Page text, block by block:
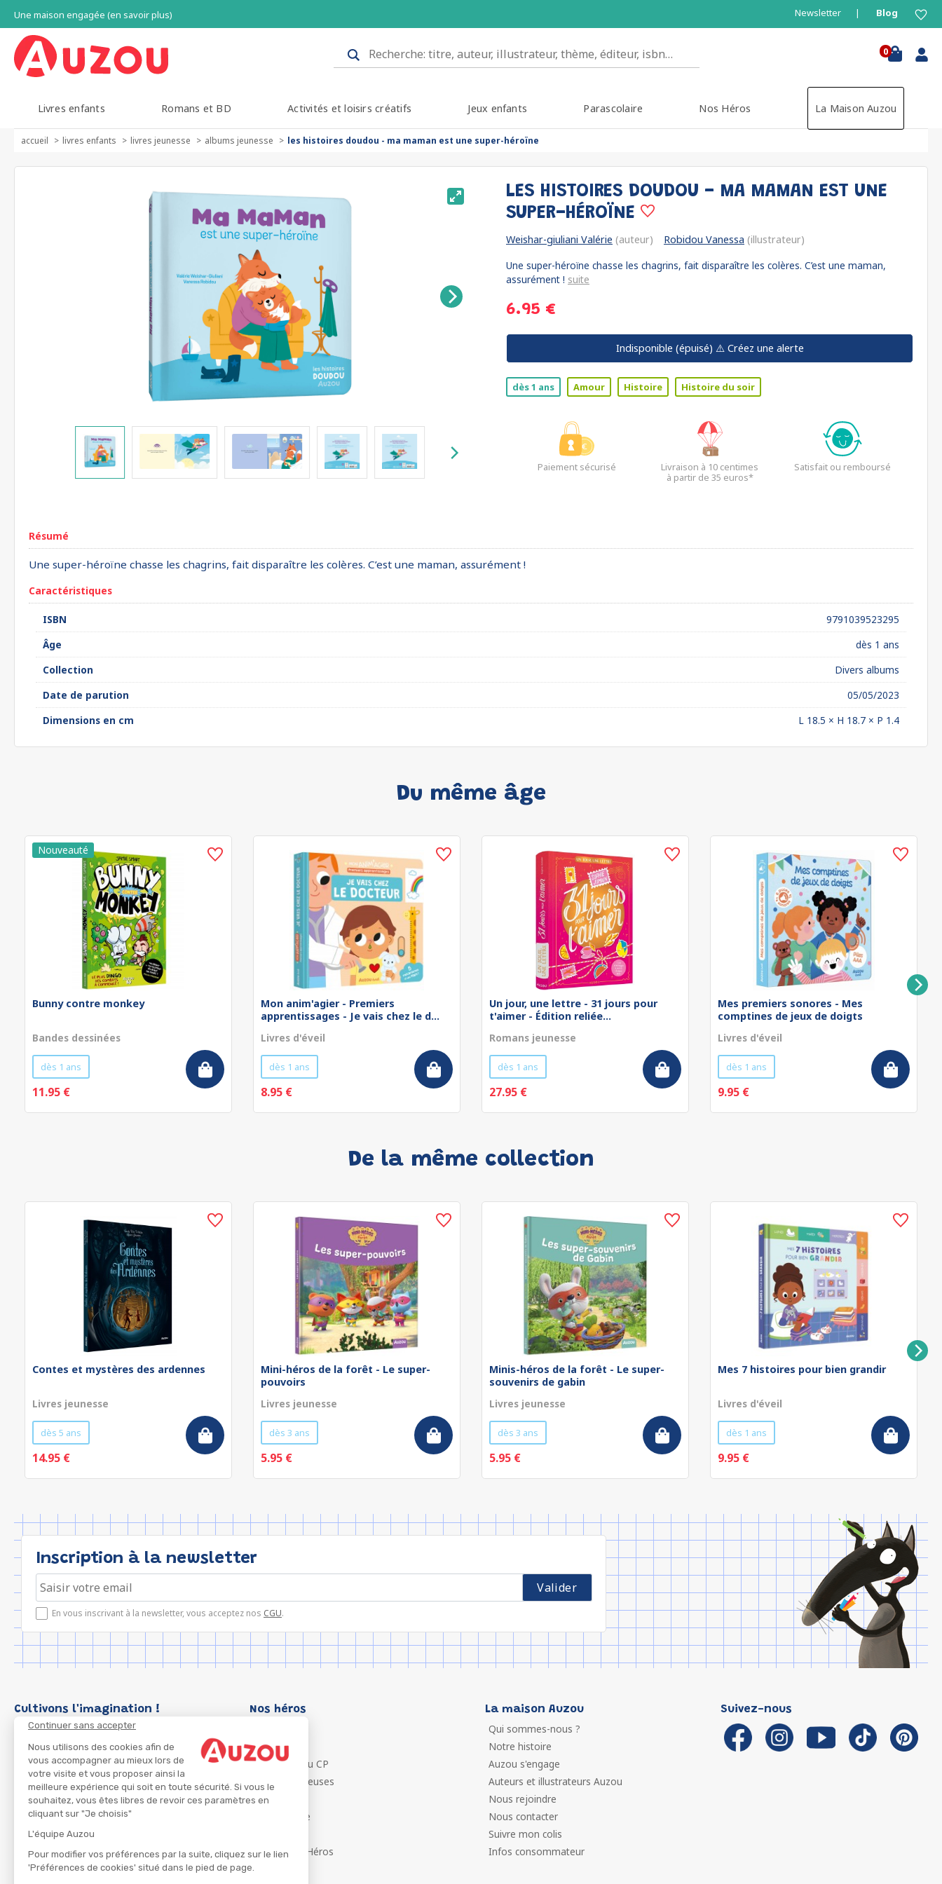
Continuer sans accepter
Nous utilisons des cookies afin de
vous accompagner au mieux lors de
votre visite et vous proposer ainsi la
meilleure expérience qui soit en toute sécurité. Si vous le
souhaitez, vous êtes libres de revoir ces paramètres en
cliquant sur "Je choisis"
L'équipe Auzou
Pour modifier vos préférences par la suite, cliquez sur le lien
'Préférences de cookies' situé dans le pied de page.
Une maison engagée (en savoir plus) Newsletter Blog
0
Livres enfants Romans et BD Activités et loisirs créatifs Jeux enfants Parascolaire Nos Héros La Maison Auzou
accueil livres enfants livres jeunesse albums jeunesse les histoires doudou - ma maman est une super-héroïne
LES HISTOIRES DOUDOU - MA MAMAN EST UNE
SUPER-HÉROÏNE
Weishar-giuliani Valérie (auteur) Robidou Vanessa (illustrateur)
Une super-héroïne chasse les chagrins, fait disparaître les colères. C’est une maman,
assurément ! suite
6.95 €
Indisponible (épuisé) ⚠️ Créez une alerte
dès 1 ans Amour Histoire Histoire du soir
Paiement sécurisé
Livraison à 10 centimes
à partir de 35 euros*
Satisfait ou remboursé
Résumé
Une super-héroïne chasse les chagrins, fait disparaître les colères. C’est une maman, assurément !
Caractéristiques
ISBN
9791039523295
Âge
dès 1 ans
Collection
Divers albums
Date de parution
05/05/2023
Dimensions en cm
L 18.5 × H 18.7 × P 1.4
Du même âge
Bunny contre monkey
Bandes dessinées
dès 1 ans
11.95 €
Mon anim'agier - Premiers
apprentissages - Je vais chez le d...
Livres d'éveil
dès 1 ans
8.95 €
Un jour, une lettre - 31 jours pour
t'aimer - Édition reliée...
Romans jeunesse
dès 1 ans
27.95 €
Mes premiers sonores - Mes
comptines de jeux de doigts
Livres d'éveil
dès 1 ans
9.95 €
De la même collection
Contes et mystères des ardennes
Livres jeunesse
dès 5 ans
14.95 €
Mini-héros de la forêt - Le super-
pouvoirs
Livres jeunesse
dès 3 ans
5.95 €
Minis-héros de la forêt - Le super-
souvenirs de gabin
Livres jeunesse
dès 3 ans
5.95 €
Mes 7 histoires pour bien grandir
Livres d'éveil
dès 1 ans
9.95 €
Inscription à la newsletter
En vous inscrivant à la newsletter, vous acceptez nos CGU.
Cultivons l'imagination ! Nos héros
P'tit Loup
Les Héros du CP
Les Influenceuses
Migali
Petite Taupe
Ma Boîte à Héros
La maison Auzou
Qui sommes-nous ?
Notre histoire
Auzou s'engage
Auteurs et illustrateurs Auzou
Nous rejoindre
Nous contacter
Suivre mon colis
Infos consommateur
Suivez-nous